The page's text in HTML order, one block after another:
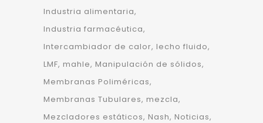
Industria alimentaria
Industria farmacéutica
Intercambiador de calor lecho fluido
LMF mahle Manipulación de sólidos
Membranas Poliméricas
Membranas Tubulares mezcla
Mezcladores estáticos Nash Noticias